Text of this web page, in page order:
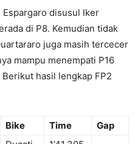
disusul Iker
di P8. Kemudian tidak
juga masih tercecer
mampu menempati P16
hasil lengkap FP2
Bike Time
Gap